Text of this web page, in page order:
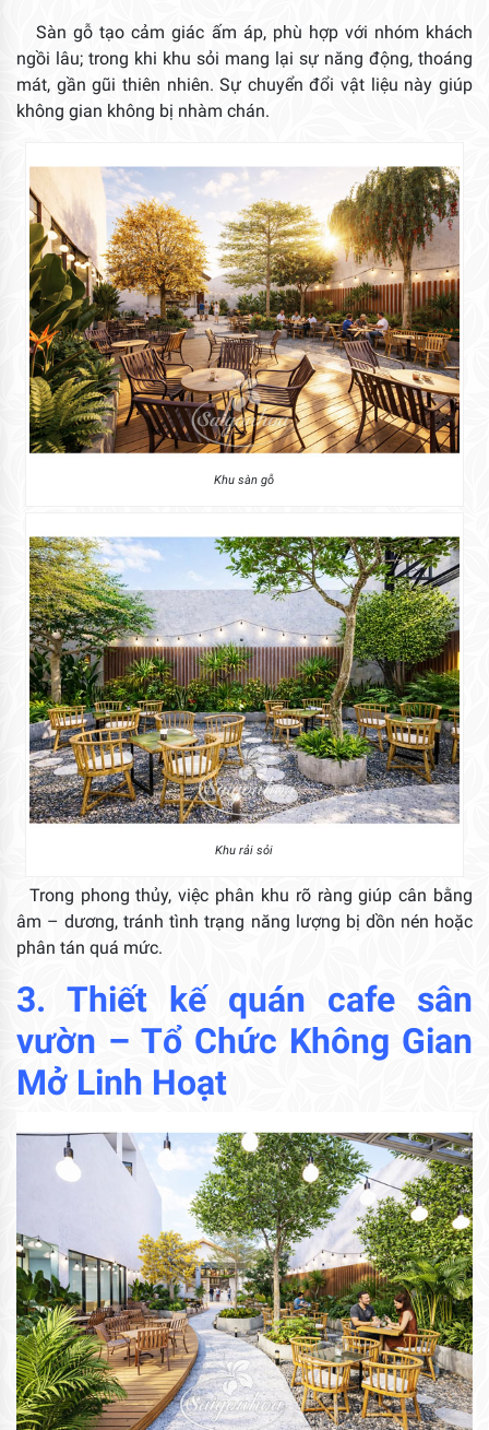
Sàn gỗ tạo cảm giác ấm áp, phù hợp với nhóm khách
ngồi lâu; trong khi khu sỏi mang lại sự năng động, thoáng
mát, gần gũi thiên nhiên. Sự chuyển đổi vật liệu này giúp
không gian không bị nhàm chán.
Khu sàn gỗ
Khu rải sỏi
Trong phong thủy, việc phân khu rõ ràng giúp cân bằng
âm – dương, tránh tình trạng năng lượng bị dồn nén hoặc
phân tán quá mức.
3. Thiết kế quán cafe sân
vườn – Tổ Chức Không Gian
Mở Linh Hoạt